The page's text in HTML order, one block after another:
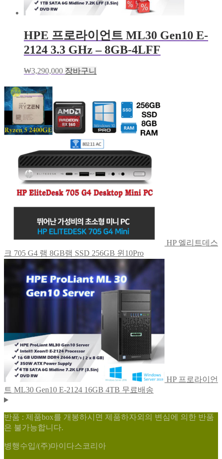
HPE 프로라이언트 ML30 Gen10 E-
2124 3.3 GHz – 8GB-4LFF
₩3,290,000 장바구니
HP 엘리트데스
크 705 G4 램 8GB램 SSD 256GB 윈10Pro
HP 프로라이언
트 ML30 Gen10 E-2124 16GB 4TB 무료배송
반품 : 제품box를 개봉하시면 제품하자외의 변심에 의한 반품
은 불가능합니다.
병행수입/(주)마이다스코리아